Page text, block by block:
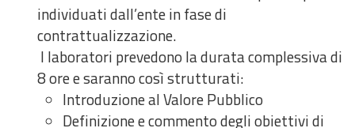
individuati dall’ente in fase di
contrattualizzazione.
I laboratori prevedono la durata complessiva di
8 ore e saranno così strutturati:
Introduzione al Valore Pubblico
Definizione e commento degli obiettivi di